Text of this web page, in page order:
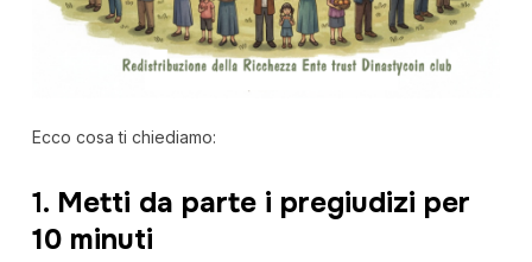
Ecco cosa ti chiediamo:
1. Metti da parte i pregiudizi per
10 minuti